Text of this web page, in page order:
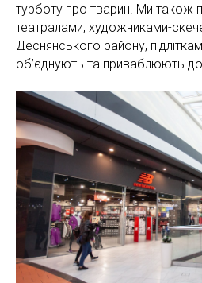
турботу про тварин. Ми також
театралами, художниками-
Деснянського району,
об’єднують та приваблюють